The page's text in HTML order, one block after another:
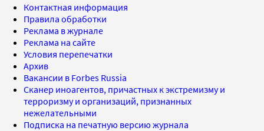
Контактная информация
Правила обработки
Реклама в журнале
Реклама на сайте
Условия перепечатки
Архив
Вакансии в Forbes Russia
Сканер иноагентов, причастных к экстремизму и
терроризму и организаций, признанных
нежелательными
Подписка на печатную версию журнала